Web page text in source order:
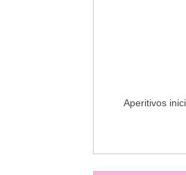
Aperitivos